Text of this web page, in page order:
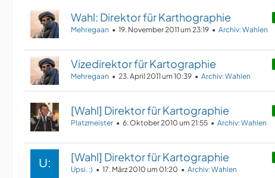
Wahl: Direktor für Karthographie
Mehregaan 19. November 2011 um 23:19 Archiv: Wahlen
Vizedirektor für Kartographie
Mehregaan 23. April 2011 um 10:39 Archiv: Wahlen
[Wahl] Direktor für Kartographie
Platzmeister 6. Oktober 2010 um 21:55 Archiv: Wahlen
[Wahl] Direktor für Kartographie
Upsi. :) 17. März 2010 um 01:20 Archiv: Wahlen